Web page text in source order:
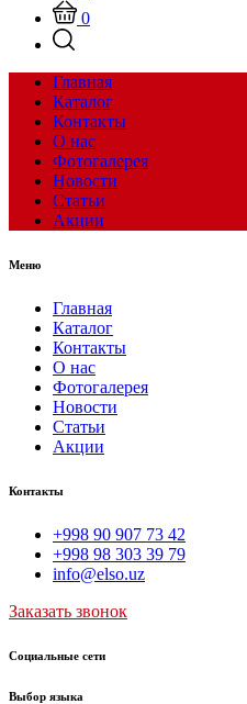
0
Главная
Каталог
Контакты
О нас
Фотогалерея
Новости
Статьи
Акции
Меню
Главная
Каталог
Контакты
О нас
Фотогалерея
Новости
Статьи
Акции
Контакты
+998 90 907 73 42
+998 98 303 39 79
info@elso.uz
Заказать звонок
Социальные сети
Выбор языка